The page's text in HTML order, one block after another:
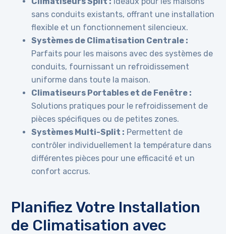
sans conduits existants, offrant une installation
flexible et un fonctionnement silencieux.
Systèmes de Climatisation Centrale :
Parfaits pour les maisons avec des systèmes de
conduits, fournissant un refroidissement
uniforme dans toute la maison.
Climatiseurs Portables et de Fenêtre :
Solutions pratiques pour le refroidissement de
pièces spécifiques ou de petites zones.
Systèmes Multi-Split : Permettent de
contrôler individuellement la température dans
différentes pièces pour une efficacité et un
confort accrus.
Planifiez Votre Installation
de Climatisation avec